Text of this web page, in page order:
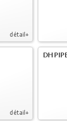
détail+
détail+
DH